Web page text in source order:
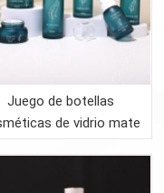
Juego de botellas
de vidrio mate
pavo real con bomba